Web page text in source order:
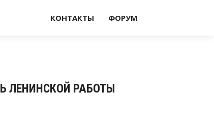
КОНТАКТЫ ФОРУМ
ЛЕНИНСКОЙ РАБОТЫ